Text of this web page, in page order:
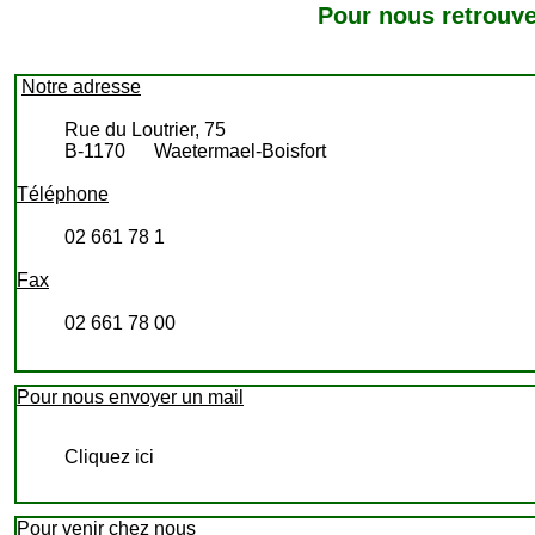
Pour nous
Notre adresse
Rue du Loutrier, 75
B-1170 Waetermael-Boisfort
Téléphone
02 661 78 1
Fax
02 661 78 00
Pour nous envoyer un mail
Cliquez ici
Pour venir chez nous